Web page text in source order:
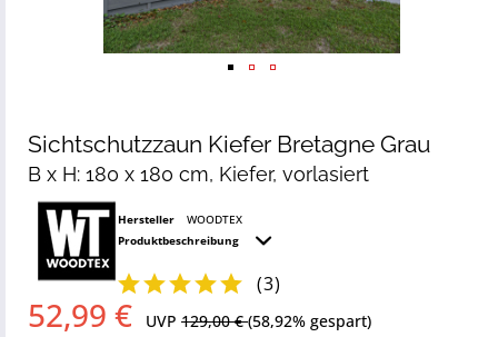
Sichtschutzzaun Kiefer Bretagne Grau
B x H: 180 x 180 cm, Kiefer, vorlasiert
Hersteller
WOODTEX
Produktbeschreibung
(3)
52,99 € UVP 129,00 €(58,92% gespart)